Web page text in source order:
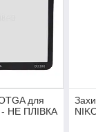
для
- НЕ ПЛІВКА